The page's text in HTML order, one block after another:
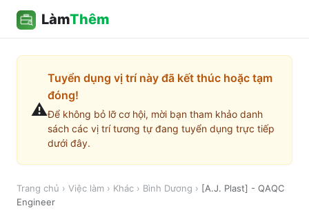
LàmThêm
⚠️
Tuyển dụng vị trí này đã kết thúc hoặc tạm
đóng!
Để không bỏ lỡ cơ hội, mời bạn tham khảo danh
sách các vị trí tương tự đang tuyển dụng trực tiếp
dưới đây.
Trang chủ › Việc làm › Khác › Bình Dương › [A.J. Plast] - QAQC
Engineer